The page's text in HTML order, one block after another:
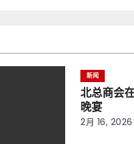
新闻
北总商会
晚宴
2月 16, 2026